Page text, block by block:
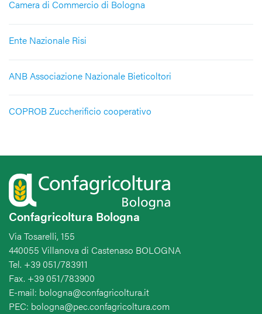
Camera di Commercio di Bologna
Ente Nazionale Risi
ANB Associazione Nazionale Bieticoltori
COPROB Zuccherificio cooperativo
Confagricoltura Bologna
Via Tosarelli, 155
440055 Villanova di Castenaso BOLOGNA
Tel. +39 051/783911
Fax. +39 051/783900
E-mail: bologna@confagricoltura.it
PEC: bologna@pec.confagricoltura.com